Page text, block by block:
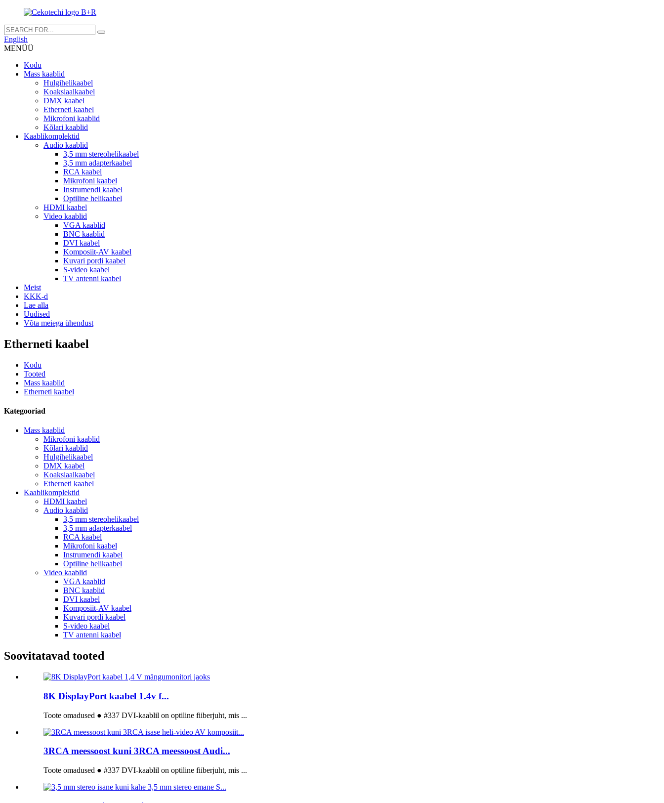
English
MENÜÜ
Kodu
Mass kaablid
Hulgihelikaabel
Koaksiaalkaabel
DMX kaabel
Etherneti kaabel
Mikrofoni kaablid
Kõlari kaablid
Kaablikomplektid
Audio kaablid
3,5 mm stereohelikaabel
3,5 mm adapterkaabel
RCA kaabel
Mikrofoni kaabel
Instrumendi kaabel
Optiline helikaabel
HDMI kaabel
Video kaablid
VGA kaablid
BNC kaablid
DVI kaabel
Komposiit-AV kaabel
Kuvari pordi kaabel
S-video kaabel
TV antenni kaabel
Meist
KKK-d
Lae alla
Uudised
Võta meiega ühendust
Etherneti kaabel
Kodu
Tooted
Mass kaablid
Etherneti kaabel
Kategooriad
Mass kaablid
Mikrofoni kaablid
Kõlari kaablid
Hulgihelikaabel
DMX kaabel
Koaksiaalkaabel
Etherneti kaabel
Kaablikomplektid
HDMI kaabel
Audio kaablid
3,5 mm stereohelikaabel
3,5 mm adapterkaabel
RCA kaabel
Mikrofoni kaabel
Instrumendi kaabel
Optiline helikaabel
Video kaablid
VGA kaablid
BNC kaablid
DVI kaabel
Komposiit-AV kaabel
Kuvari pordi kaabel
S-video kaabel
TV antenni kaabel
Soovitatavad tooted
8K DisplayPort kaabel 1.4v f...
Toote omadused ● #337 DVI-kaablil on optiline fiiberjuht, mis ...
3RCA meessoost kuni 3RCA meessoost Audi...
Toote omadused ● #337 DVI-kaablil on optiline fiiberjuht, mis ...